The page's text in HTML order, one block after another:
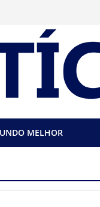
MELHOR